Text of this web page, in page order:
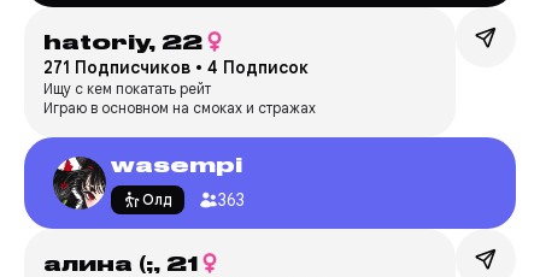
hatoriy, 22
271 Подписчиков • 4 Подписок
Ищу с кем покатать рейт
Играю в основном на смоках и стражах
wasempi
Олд 363
алина (;, 21